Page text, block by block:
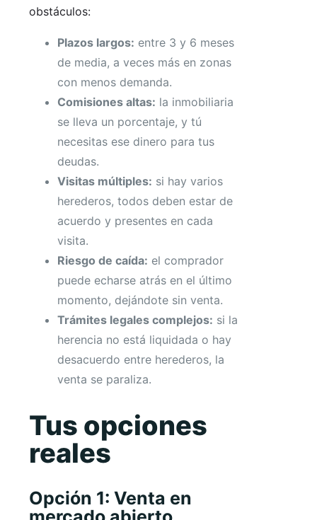
obstáculos:
Plazos largos: entre 3 y 6 meses
de media, a veces más en zonas
con menos demanda.
Comisiones altas: la inmobiliaria
se lleva un porcentaje, y tú
necesitas ese dinero para tus
deudas.
Visitas múltiples: si hay varios
herederos, todos deben estar de
acuerdo y presentes en cada
visita.
Riesgo de caída: el comprador
puede echarse atrás en el último
momento, dejándote sin venta.
Trámites legales complejos: si la
herencia no está liquidada o hay
desacuerdo entre herederos, la
venta se paraliza.
Tus opciones
reales
Opción 1: Venta en